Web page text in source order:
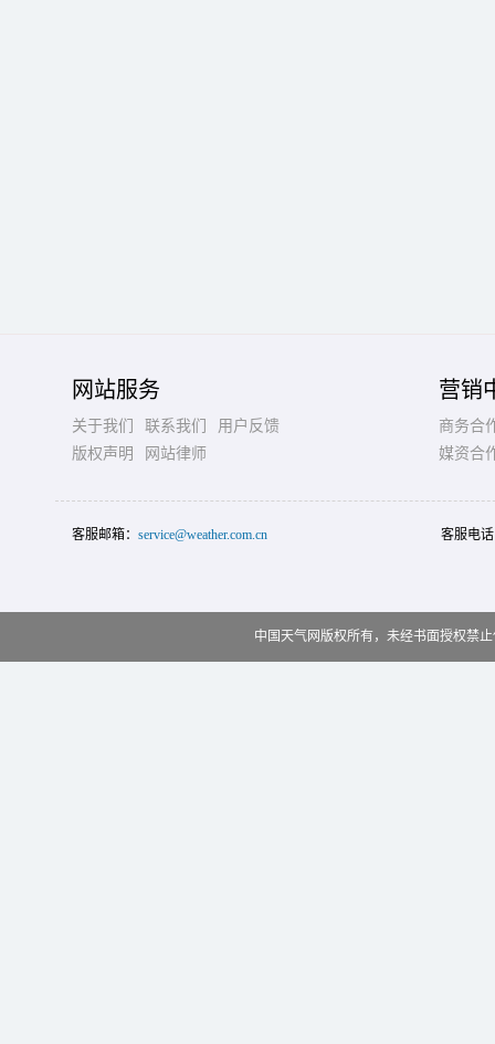
网站服务
关于我们 联系我们
用户反馈
版权声明
网站律师
营销
商务合
媒资合
客服邮箱： service@weather.com.cn 客服电
中国天气网版权所有，未经书面授权